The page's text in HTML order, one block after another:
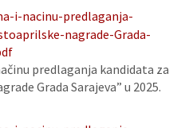
i-nacinu-predlaganja-
nagrade-Grada-
predlaganja kandidata za
Grada Sarajeva” u 2025.